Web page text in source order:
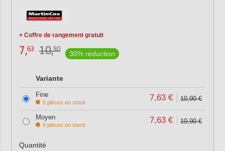
+ Coffre de rangement gratuit
7,63 10,90
30% réduction
Variante
Fine
5 pièces en stock 7,63 € 10,90 €
Moyen
9 pièces en stock 7,63 € 10,90 €
Quantité